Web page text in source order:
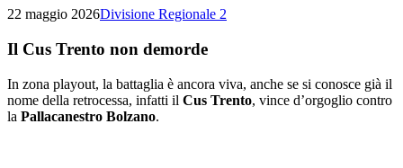
22 maggio 2026Divisione Regionale 2
Il Cus Trento non demorde
In zona playout, la battaglia è ancora viva, anche se si conosce già il
nome della retrocessa, infatti il Cus Trento, vince d’orgoglio contro
la Pallacanestro Bolzano.